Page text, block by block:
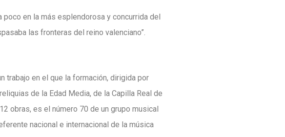
en la más esplendorosa y concurrida del
las fronteras del reino valenciano”.
trabajo en el que la formación, dirigida por
de la Edad Media, de la Capilla Real de
obras, es el número 70 de un grupo musical
nacional e internacional de la música